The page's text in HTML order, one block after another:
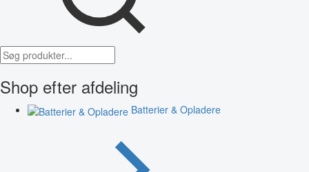
Shop efter afdeling
Batterier & Opladere